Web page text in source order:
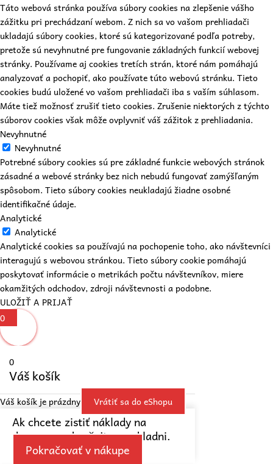
Táto webová stránka používa súbory cookies na zlepšenie vášho
zážitku pri prechádzaní webom. Z nich sa vo vašom prehliadači
ukladajú súbory cookies, ktoré sú kategorizované podľa potreby,
pretože sú nevyhnutné pre fungovanie základných funkcií webovej
stránky. Používame aj cookies tretích strán, ktoré nám pomáhajú
analyzovať a pochopiť, ako používate túto webovú stránku. Tieto
cookies budú uložené vo vašom prehliadači iba s vaším súhlasom.
Máte tiež možnosť zrušiť tieto cookies. Zrušenie niektorých z týchto
súborov cookies však môže ovplyvniť váš zážitok z prehliadania.
Nevyhnutné
Nevyhnutné
Potrebné súbory cookies sú pre základné funkcie webových stránok
zásadné a webové stránky bez nich nebudú fungovať zamýšľaným
spôsobom. Tieto súbory cookies neukladajú žiadne osobné
identifikačné údaje.
Analytické
Analytické
Analytické cookies sa používajú na pochopenie toho, ako návštevníci
interagujú s webovou stránkou. Tieto súbory cookie pomáhajú
poskytovať informácie o metrikách počtu návštevníkov, miere
okamžitých odchodov, zdroji návštevnosti a podobne.
ULOŽIŤ A PRIJAŤ
0
0
Váš košík
Váš košík je prázdny Vrátiť sa do eShopu
Ak chcete zistiť náklady na
dopravu, pokračujte v pokladni.
Pokračovať v nákupe